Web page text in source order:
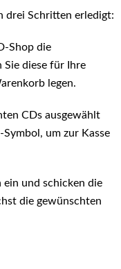
drei Schritten erledigt:
Shop die
Sie diese für Ihre
legen.
CDs ausgewählt
um zur Kasse
ein und schicken die
die gewünschten